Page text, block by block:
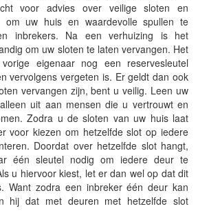
voor advies over veilige sloten en
om uw huis en waardevolle spullen te
inbrekers. Na een verhuizing is het
om uw sloten te laten vervangen. Het
eigenaar nog een reservesleutel
vervolgens vergeten is. Er geldt dan ook
vervangen zijn, bent u veilig. Leen uw
uit aan mensen die u vertrouwt en
Zodra u de sloten van uw huis laat
voor kiezen om hetzelfde slot op iedere
Doordat over hetzelfde slot hangt,
één sleutel nodig om iedere deur te
u hiervoor kiest, let er dan wel op dat dit
Want zodra een inbreker één deur kan
hij dat met deuren met hetzelfde slot